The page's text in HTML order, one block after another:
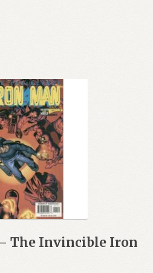
The Invincible Iron